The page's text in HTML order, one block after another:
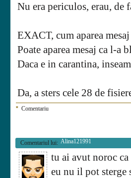
Nu era periculos, erau, de
EXACT, cum aparea
Poate aparea mesaj ca l-a
Daca e in carantina,
Da, a sters cele 28 de
* Comentariu
Comentariul lui: Alina121991
tu ai avut noroc
eu nu il pot sterge